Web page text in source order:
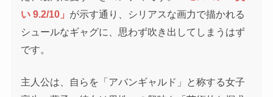
い 9.2/10」 が示す通り、シリアスな画力で描かれる
シュールなギャグに、思わず吹き出してしまうはず
です。
主人公は、自らを「アバンギャルド」と称する女子